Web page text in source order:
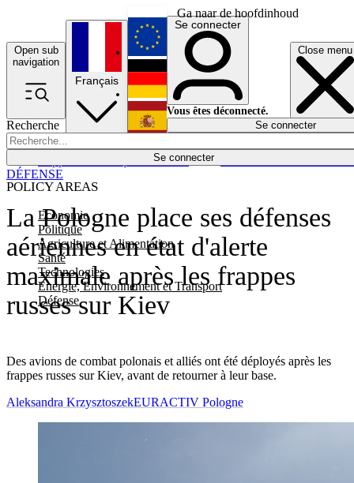
Ga naar de hoofdinhoud
Open sub
navigation
Close menu
Recherche
Se connecter
POLICY AREAS
Economie
Politique
Agriculture et Alimentation
Santé
Technologies
Energie, Environnement et Transport
Défense
Économie
Français
English
Deutsch
Español
Se connecter
Vous êtes déconnecté.
Se connecter
La Pologne place ses défenses
aériennes en état d'alerte
maximale après les frappes
russes sur Kiev
Des avions de combat polonais et alliés ont été déployés après les
frappes russes sur Kiev, avant de retourner à leur base.
DÉFENSE
Aleksandra KrzysztoszekEURACTIV Pologne